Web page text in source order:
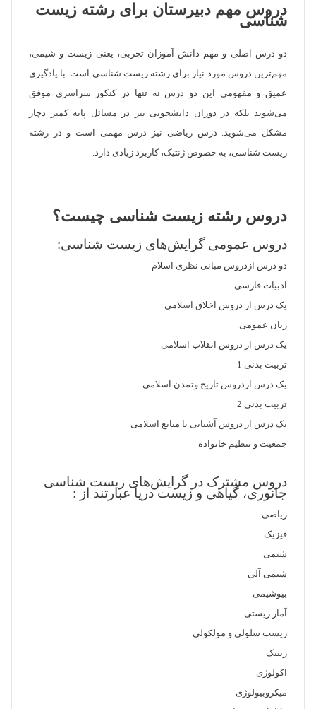
دروس مهم دبیرستان برای رشته زیست
شناسی
دو درس اصلی و مهم دانش آموزان تجربی، یعنی زیست و شیمی،
مهم‌ترین دروس مورد نیاز برای رشته زیست شناسی است. با یادگیری
عمیق و مفهومی این دو درس نه تنها در کنکور سراسری موفق
می‌شوید بلکه در دوران دانشجویی نیز در مسائل پایه کمتر دچار
مشکل می‌شوید. درس ریاضی نیز درس مهمی است و در رشته
زیست شناسی، به خصوص ژنتیک، کاربرد زیادی دارد.
دروس رشته زیست شناسی چیست؟
دروس عمومی گرایش‌های زیست شناسی:
دو درس ازدروس مبانی نظری اسلام
ادبیات فارسی
یک درس از دروس اخلاق اسلامی
زبان عمومی
یک درس از دروس انقلاب اسلامی
تربیت بدنی 1
یک درس ازدروس تاریخ وتمدن اسلامی
تربیت بدنی 2
یک درس از دروس آشنایی با منابع اسلامی
جمعیت و تنظیم خانواده
دروس‌ مشترک‌ در گرایش‌های‌ زیست‌ شناسی
جانوری، گیاهی و زیست دریا عبارتند از‌ :
ریاضی‌
فیزیک‌
شیمی‌
شیمی‌ آلی‌
بیوشیمی‌
آمار زیستی‌
زیست‌ سلولی‌ و مولکولی‌
ژنتیک‌
اکولوژی‌
میکروبیولوژی‌